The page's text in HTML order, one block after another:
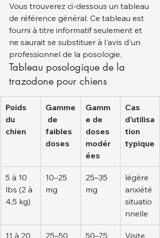
Vous trouverez ci-dessous un tableau
de référence général. Ce tableau est
fourni à titre informatif seulement et
ne saurait se substituer à l'avis d'un
professionnel de la posologie.
Tableau posologique de la
trazodone pour chiens
Poids
du
chien
Gamme
de
faibles
doses
Gamm
e de
doses
modér
ées
Cas
d'utilisa
tion
typique
5 à 10
lbs (2 à
4,5 kg)
10–25
mg
25–35
mg
légère
anxiété
situatio
nnelle
11 à 20 25–50 50–75 Visite